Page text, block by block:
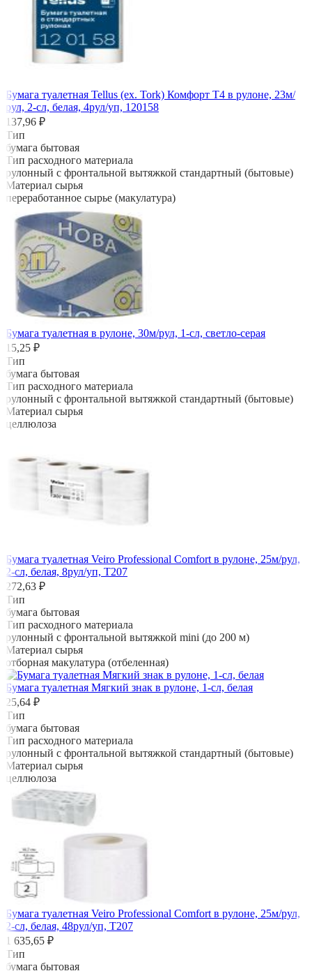
Бумага туалетная Tellus (ех. Tork) Комфорт Т4 в рулоне, 23м/
рул, 2-сл, белая, 4рул/уп, 120158
137,96 ₽
Тип
бумага бытовая
Тип расходного материала
рулонный с фронтальной вытяжкой стандартный (бытовые)
Материал сырья
переработанное сырье (макулатура)
Бумага туалетная в рулоне, 30м/рул, 1-сл, светло-серая
15,25 ₽
Тип
бумага бытовая
Тип расходного материала
рулонный с фронтальной вытяжкой стандартный (бытовые)
Материал сырья
целлюлоза
Бумага туалетная Veiro Professional Comfort в рулоне, 25м/рул,
2-сл, белая, 8рул/уп, Т207
272,63 ₽
Тип
бумага бытовая
Тип расходного материала
рулонный с фронтальной вытяжкой mini (до 200 м)
Материал сырья
отборная макулатура (отбеленная)
Бумага туалетная Мягкий знак в рулоне, 1-сл, белая
25,64 ₽
Тип
бумага бытовая
Тип расходного материала
рулонный с фронтальной вытяжкой стандартный (бытовые)
Материал сырья
целлюлоза
Бумага туалетная Veiro Professional Comfort в рулоне, 25м/рул,
2-сл, белая, 48рул/уп, Т207
1 635,65 ₽
Тип
бумага бытовая